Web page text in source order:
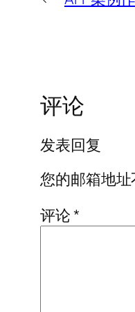
评论
发表回复
您的邮箱地址
评论*